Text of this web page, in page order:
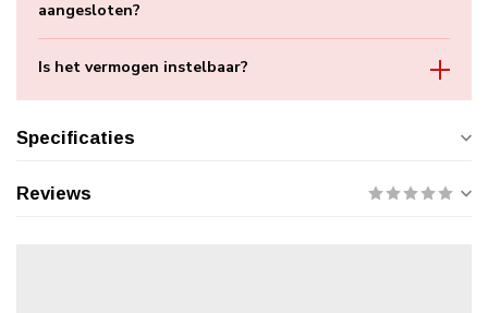
aangesloten?
Is het vermogen instelbaar?
Specificaties
Reviews